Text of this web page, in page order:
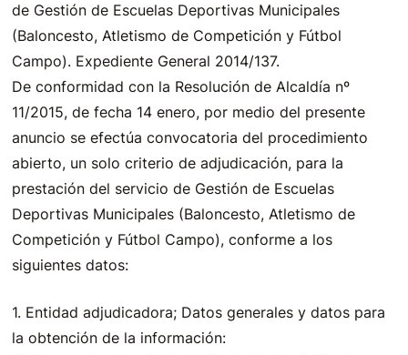
de Gestión de Escuelas Deportivas Municipales
(Baloncesto, Atletismo de Competición y Fútbol
Campo). Expediente General 2014/137.
De conformidad con la Resolución de Alcaldía nº
11/2015, de fecha 14 enero, por medio del presente
anuncio se efectúa convocatoria del procedimiento
abierto, un solo criterio de adjudicación, para la
prestación del servicio de Gestión de Escuelas
Deportivas Municipales (Baloncesto, Atletismo de
Competición y Fútbol Campo), conforme a los
siguientes datos:
1. Entidad adjudicadora; Datos generales y datos para
la obtención de la información: